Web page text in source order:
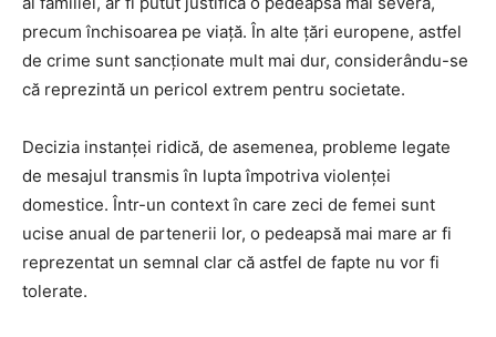
precum închisoarea pe viață. În alte țări europene, astfel
de crime sunt sancționate mult mai dur, considerându-se
că reprezintă un pericol extrem pentru societate.
Decizia instanței ridică, de asemenea, probleme legate
de mesajul transmis în lupta împotriva violenței
domestice. Într-un context în care zeci de femei sunt
ucise anual de partenerii lor, o pedeapsă mai mare ar fi
reprezentat un semnal clar că astfel de fapte nu vor fi
tolerate.